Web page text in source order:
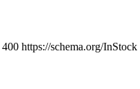
400 https://schema.org/InStock